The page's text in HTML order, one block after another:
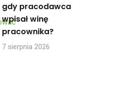
gdy pracodawca
wpisał winę
pracownika?
7 sierpnia 2026